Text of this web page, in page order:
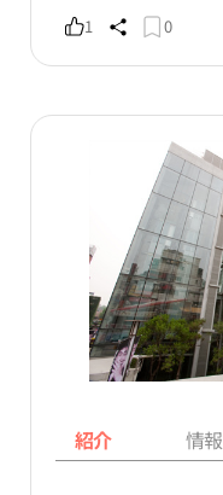
1 0
紹介 情報